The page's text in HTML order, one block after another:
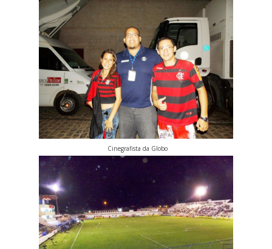
Cinegrafista da Globo